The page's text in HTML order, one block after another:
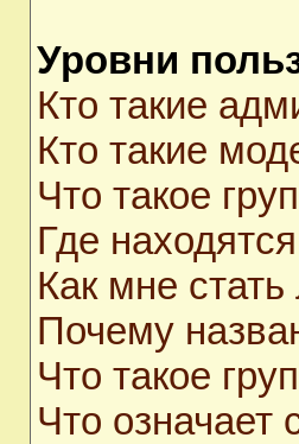
Уровни
Кто такие
Кто такие
Что такое
Где
Как мне
Почему
Что такое
Что